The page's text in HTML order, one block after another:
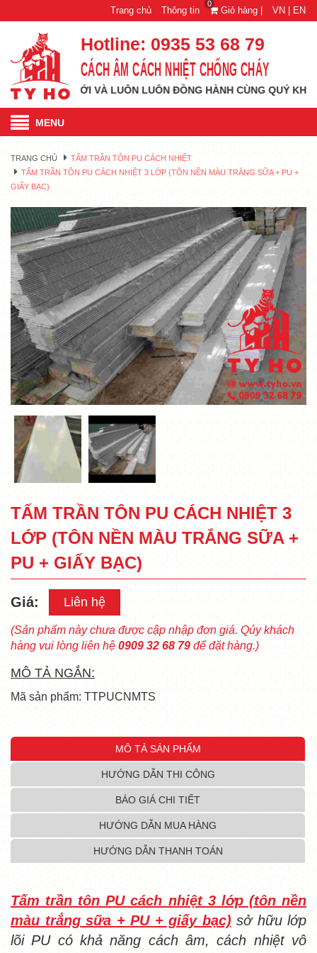
Trang chủ Thông tin
0
Giỏ hàng | VN | EN
Hotline: 0935 53 68 79
CÁCH ÂM CÁCH NHIỆT CHỐNG CHÁY
CAO MỚI VÀ LUÔN LUÔN ĐỒNG HÀNH CÙNG QUÝ KHÁCH
MENU
TRANG CHỦ
TẤM TRẦN TÔN PU CÁCH NHIỆT
TẤM TRẦN TÔN PU CÁCH NHIỆT 3 LỚP (TÔN NỀN MÀU TRẮNG SỮA + PU +
GIẤY BẠC)
TẤM TRẦN TÔN PU CÁCH NHIỆT 3
LỚP (TÔN NỀN MÀU TRẮNG SỮA +
PU + GIẤY BẠC)
Giá: Liên hệ
(Sản phẩm này chưa được cập nhập đơn giá. Qúy khách
hàng vui lòng liên hệ 0909 32 68 79 để đặt hàng.)
MÔ TẢ NGẮN:
Mã sản phẩm: TTPUCNMTS
MÔ TẢ SẢN PHẨM
HƯỚNG DẪN THI CÔNG
BÁO GIÁ CHI TIẾT
HƯỚNG DẪN MUA HÀNG
HƯỚNG DẪN THANH TOÁN
Tấm trần tôn PU cách nhiệt 3 lớp (tôn nền
màu trắng sữa + PU + giấy bạc) sở hữu lớp
lõi PU có khả năng cách âm, cách nhiệt vô